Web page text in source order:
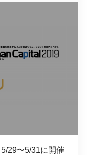
29〜5/31に開催